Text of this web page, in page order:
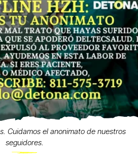
Cuidamos el anonimato de nuestros
seguidores.